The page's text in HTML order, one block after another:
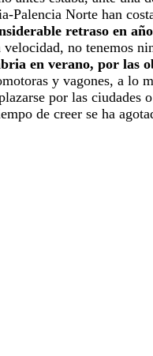
Palencia Norte han
retraso en
no tenemos
en verano, por las
y vagones, a lo
por las
de creer se ha